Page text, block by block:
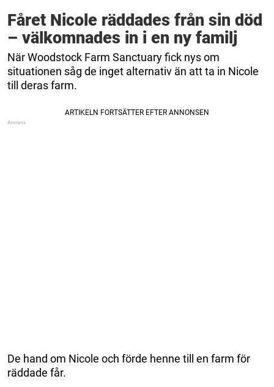
Fåret Nicole räddades från sin död
– välkomnades in i en ny familj
När Woodstock Farm Sanctuary fick nys om
situationen såg de inget alternativ än att ta in Nicole
till deras farm.
De hand om Nicole och förde henne till en farm för
räddade får.